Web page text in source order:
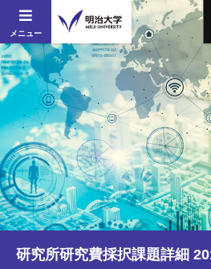
メニュー
研究所研究費採択課題詳細